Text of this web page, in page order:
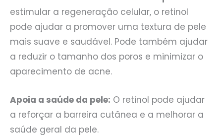
estimular a regeneração celular, o retinol
pode ajudar a promover uma textura de pele
mais suave e saudável. Pode também ajudar
a reduzir o tamanho dos poros e minimizar o
aparecimento de acne.
Apoia a saúde da pele: O retinol pode ajudar
a reforçar a barreira cutânea e a melhorar a
saúde geral da pele.